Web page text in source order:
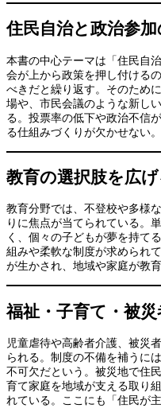
住民自治と政治参
本書の中心テーマは「住民自
会が上から政策を押し付ける
べきだと繰り返す。そのため
場や、市民会議のような新し
る。投票率の低下や政治不信
る仕組みづくりが欠かせない。
教育の選択肢を広げ
教育分野では、不登校や多様
りに焦点が当てられている。
く、個々の子どもが夢を持て
組みや柔軟な制度が求められ
が生かされ、地域や家庭が教
福祉・子育て・被災
児童虐待や高齢者介護、被災
られる。制度の不備を補うに
不可欠だという。被災地で住
育て家庭を地域が支える取り
れている。ここにも「住民が